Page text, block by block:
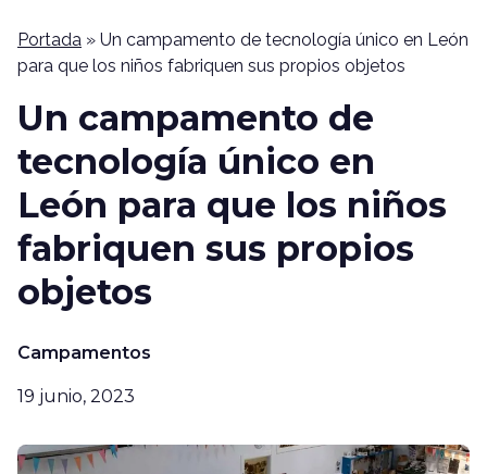
Portada » Un campamento de tecnología único en León
para que los niños fabriquen sus propios objetos
Un campamento de
tecnología único en
León para que los niños
fabriquen sus propios
objetos
Campamentos
19 junio, 2023